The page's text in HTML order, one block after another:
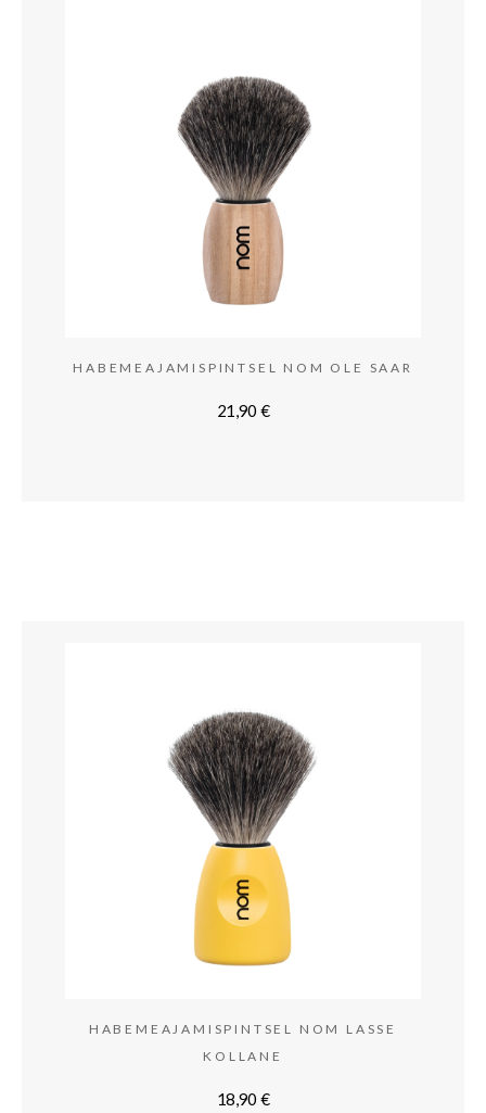
HABEMEAJAMISPINTSEL NOM OLE SAAR
21,90 €
HABEMEAJAMISPINTSEL NOM LASSE
KOLLANE
18,90 €